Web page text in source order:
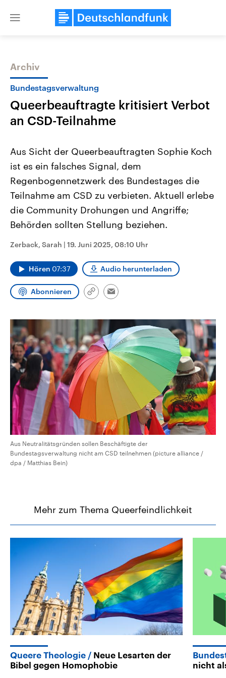
Close
Themen
USA
Aktuelle Beiträge, Analysen und
Hintergründe
Wirtschaftlich und militärisch
gehören die Vereinigten Staaten zu
den mächtigsten Ländern der Erde,
mit großem Einfluss auf das
Nahostkonflikt
Aktuelle Lage und
Der Überfall der
Terrororganisation Hamas
Oktober 2023 auf Israel
Region wieder die Gewalt
Israel möchte die Hamas
Libanon vom Iran
Archiv
Bundestagsverwaltung
Queerbeauftragte kritisiert Verbot
an CSD-Teilnahme
Aus Sicht der Queerbeauftragten Sophie Koch
ist es ein falsches Signal, dem
Regenbogennetzwerk des Bundestages die
Teilnahme am CSD zu verbieten. Aktuell erlebe
die Community Drohungen und Angriffe;
Behörden sollten Stellung beziehen.
Zerback, Sarah | 19. Juni 2025, 08:10 Uhr
Hören 07:37 Audio herunterladen
Abonnieren
Link
Email
Aus Neutralitätsgründen sollen Beschäftigte der
Bundestagsverwaltung nicht am CSD teilnehmen (picture alliance /
dpa / Matthias Bein)
Mehr zum Thema Queerfeindlichkeit
Queere Theologie
Neue Lesarten der
Bibel gegen Homophobie
nicht